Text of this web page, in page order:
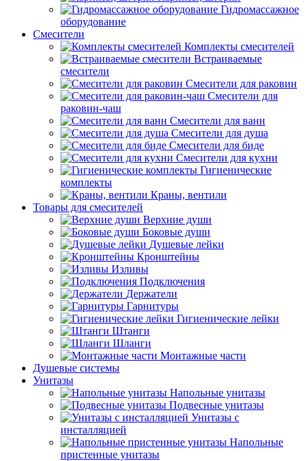
Гидромассажное
оборудование
Смесители
Комплекты смесителей
Встраиваемые
смесители
Смесители для раковин
Смесители для
раковин-чаш
Смесители для ванн
Смесители для душа
Смесители для биде
Смесители для кухни
Гигиенические
комплекты
Краны, вентили
Товары для смесителей
Верхние души
Боковые души
Душевые лейки
Кронштейны
Изливы
Подключения
Держатели
Гарнитуры
Гигиенические лейки
Штанги
Шланги
Монтажные части
Душевые системы
Унитазы
Напольные унитазы
Подвесные унитазы
Унитазы с
инсталляцией
Напольные
пристенные унитазы